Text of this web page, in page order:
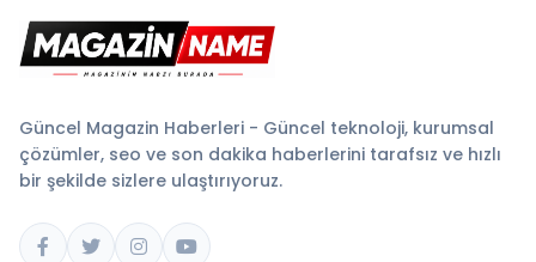
Güncel Magazin Haberleri - Güncel teknoloji, kurumsal
çözümler, seo ve son dakika haberlerini tarafsız ve hızlı
bir şekilde sizlere ulaştırıyoruz.